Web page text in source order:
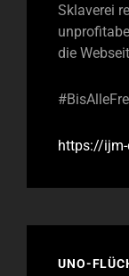
Sklaverei
die
https://
UNO-